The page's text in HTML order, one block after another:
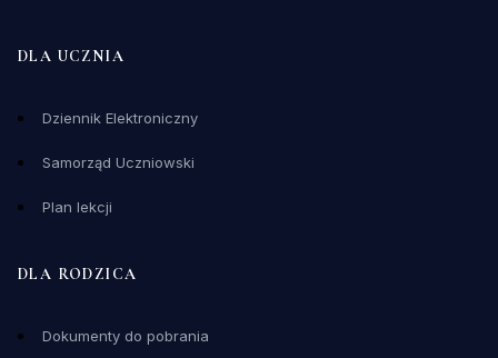
DLA UCZNIA
Dziennik Elektroniczny
Samorząd Uczniowski
Plan lekcji
DLA RODZICA
Dokumenty do pobrania